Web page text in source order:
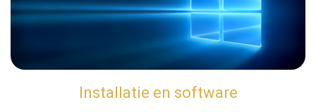
Installatie en software